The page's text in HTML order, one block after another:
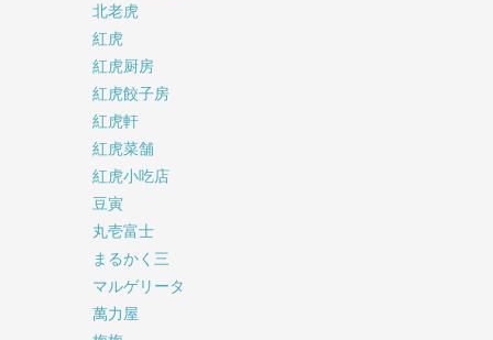
北老虎
紅虎
紅虎厨房
紅虎餃子房
紅虎軒
紅虎菜舗
紅虎小吃店
豆寅
丸壱富士
まるかく三
マルゲリータ
萬力屋